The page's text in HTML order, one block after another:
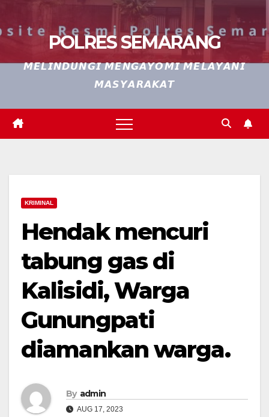
POLRES SEMARANG
𝙈𝙀𝙇𝙄𝙉𝘿𝙐𝙉𝙂𝙄 𝙈𝙀𝙉𝙂𝘼𝙔𝙊𝙈𝙄 𝙈𝙀𝙇𝘼𝙔𝘼𝙉𝙄
𝙈𝘼𝙎𝙔𝘼𝙍𝘼𝙆𝘼𝙏
KRIMINAL
Hendak mencuri
tabung gas di
Kalisidi, Warga
Gunungpati
diamankan warga.
By admin
AUG 17, 2023